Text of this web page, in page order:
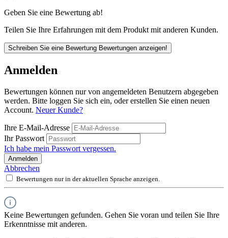
Geben Sie eine Bewertung ab!
Teilen Sie Ihre Erfahrungen mit dem Produkt mit anderen Kunden.
Schreiben Sie eine Bewertung Bewertungen anzeigen!
Anmelden
Bewertungen können nur von angemeldeten Benutzern abgegeben
werden. Bitte loggen Sie sich ein, oder erstellen Sie einen neuen
Account. Neuer Kunde?
Ihre E-Mail-Adresse
Ihr Passwort
Ich habe mein Passwort vergessen.
Anmelden
Abbrechen
Bewertungen nur in der aktuellen Sprache anzeigen.
Keine Bewertungen gefunden. Gehen Sie voran und teilen Sie Ihre
Erkenntnisse mit anderen.